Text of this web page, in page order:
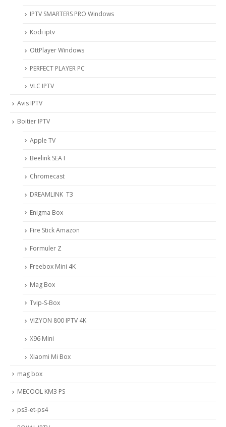
IPTV SMARTERS PRO Windows
Kodi iptv
OttPlayer Windows
PERFECT PLAYER PC
VLC IPTV
Avis IPTV
Boitier IPTV
Apple TV
Beelink SEA I
Chromecast
DREAMLINK T3
Enigma Box
Fire Stick Amazon
Formuler Z
Freebox Mini 4K
Mag Box
Tvip-S-Box
VIZYON 800 IPTV 4K
X96 Mini
Xiaomi Mi Box
mag box
MECOOL KM3 PS
ps3-et-ps4